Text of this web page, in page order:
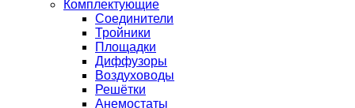
Комплектующие
Соединители
Тройники
Площадки
Диффузоры
Воздуховоды
Решётки
Анемостаты